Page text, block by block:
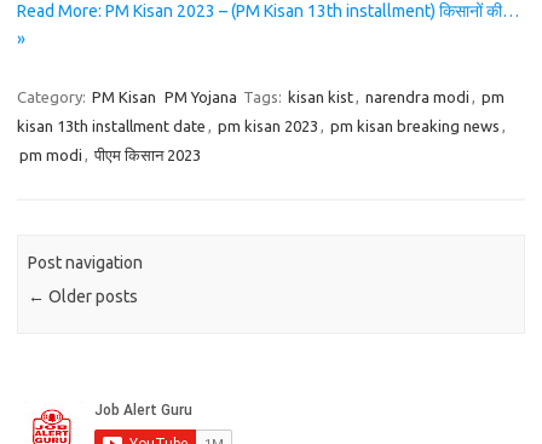
Read More: PM Kisan 2023 – (PM Kisan 13th installment) किसानों की…
»
Category: PM Kisan PM Yojana Tags: kisan kist, narendra modi , pm
kisan 13th installment date , pm kisan 2023 , pm kisan breaking news ,
pm modi , पीएम किसान 2023
Post navigation
← Older posts